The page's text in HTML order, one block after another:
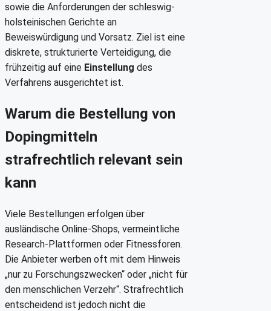
sowie die Anforderungen der schleswig-
holsteinischen Gerichte an
Beweiswürdigung und Vorsatz. Ziel ist eine
diskrete, strukturierte Verteidigung, die
frühzeitig auf eine Einstellung des
Verfahrens ausgerichtet ist.
Warum die Bestellung von
Dopingmitteln
strafrechtlich relevant sein
kann
Viele Bestellungen erfolgen über
ausländische Online-Shops, vermeintliche
Research-Plattformen oder Fitnessforen.
Die Anbieter werben oft mit dem Hinweis
„nur zu Forschungszwecken“ oder „nicht für
den menschlichen Verzehr“. Strafrechtlich
entscheidend ist jedoch nicht die